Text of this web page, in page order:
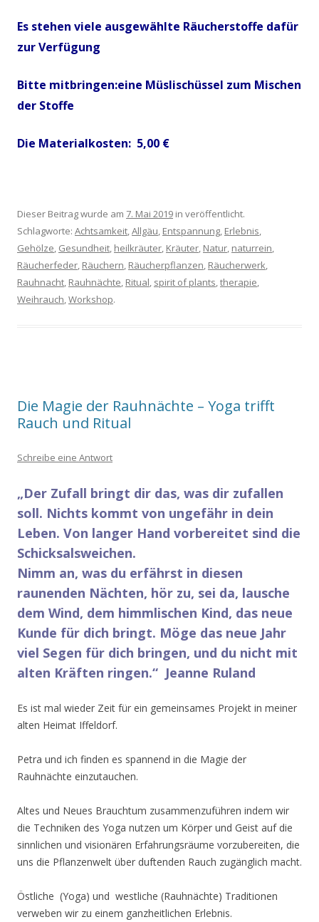
Es stehen viele ausgewählte Räucherstoffe dafür
zur Verfügung
Bitte mitbringen:eine Müslischüssel zum Mischen
der Stoffe
Die Materialkosten: 5,00 €
Dieser Beitrag wurde am 7. Mai 2019 in veröffentlicht.
Schlagworte: Achtsamkeit,Allgäu, Entspannung, Erlebnis,
Gehölze, Gesundheit, heilkräuter, Kräuter, Natur, naturrein,
Räucherfeder, Räuchern, Räucherpflanzen, Räucherwerk,
Rauhnacht, Rauhnächte, Ritual, spirit of plants,therapie,
Weihrauch,Workshop.
Die Magie der Rauhnächte – Yoga trifft
Rauch und Ritual
Schreibe eine Antwort
„Der Zufall bringt dir das, was dir zufallen
soll. Nichts kommt von ungefähr in dein
Leben. Von langer Hand vorbereitet sind die
Schicksalsweichen.
Nimm an, was du erfährst in diesen
raunenden Nächten, hör zu, sei da, lausche
dem Wind, dem himmlischen Kind, das neue
Kunde für dich bringt. Möge das neue Jahr
viel Segen für dich bringen, und du nicht mit
alten Kräften ringen.“ Jeanne Ruland
Es ist mal wieder Zeit für ein gemeinsames Projekt in meiner
alten Heimat Iffeldorf.
Petra und ich finden es spannend in die Magie der
Rauhnächte einzutauchen.
Altes und Neues Brauchtum zusammenzuführen indem wir
die Techniken des Yoga nutzen um Körper und Geist auf die
sinnlichen und visionären Erfahrungsräume vorzubereiten, die
uns die Pflanzenwelt über duftenden Rauch zugänglich macht.
Östliche (Yoga) und westliche (Rauhnächte) Traditionen
verweben wir zu einem ganzheitlichen Erlebnis.